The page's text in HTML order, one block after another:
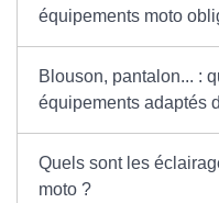
équipements moto
Blouson, pantalon... :
équipements adaptés
Quels sont les
moto ?